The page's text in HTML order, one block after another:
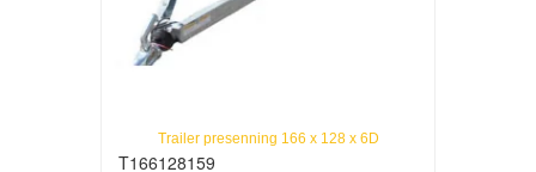
Trailer presenning 166 x 128 x 6D
T166128159